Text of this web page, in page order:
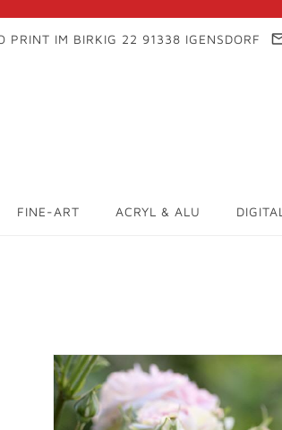
PRINT IM BIRKIG 22 91338 IGENSDORF
FINE-ART ACRYL & ALU DIGITAL